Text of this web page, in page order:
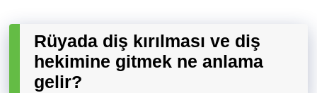
Rüyada diş kırılması ve diş
hekimine gitmek ne anlama
gelir?